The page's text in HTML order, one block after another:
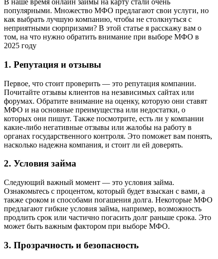
В наше время онлайн займы на карту стали очень
популярными. Множество МФО предлагают свои услуги, но
как выбрать лучшую компанию, чтобы не столкнуться с
неприятными сюрпризами? В этой статье я расскажу вам о
том, на что нужно обратить внимание при выборе МФО в
2025 году
1. Репутация и отзывы
Первое, что стоит проверить — это репутация компании.
Почитайте отзывы клиентов на независимых сайтах или
форумах. Обратите внимание на оценку, которую они ставят
МФО и на основные преимущества или недостатки, о
которых они пишут. Также посмотрите, есть ли у компании
какие-либо негативные отзывы или жалобы на работу в
органах государственного контроля. Это поможет вам понять,
насколько надежна компания, и стоит ли ей доверять.
2. Условия займа
Следующий важный момент — это условия займа.
Ознакомьтесь с процентом, который будет взыскан с вами, а
также сроком и способами погашения долга. Некоторые МФО
предлагают гибкие условия займа, например, возможность
продлить срок или частично погасить долг раньше срока. Это
может быть важным фактором при выборе МФО.
3. Прозрачность и безопасность